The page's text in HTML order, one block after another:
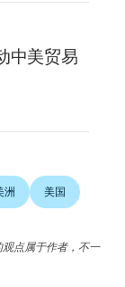
中美贸易
洲 美国
点属于作者，不一